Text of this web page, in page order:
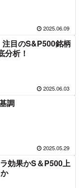
2025.06.09
目のS&P500銘柄
分析！
2025.06.03
調
2025.05.29
効果かS＆P500上